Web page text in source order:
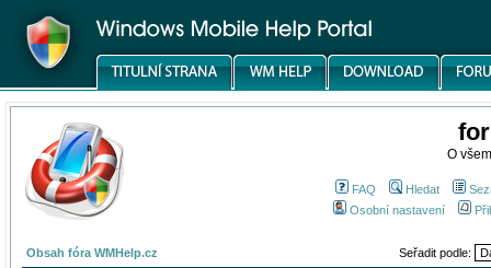
O
FAQ Hledat
Osobní nastavení
Obsah fóra WMHelp.cz Seřadit podle: